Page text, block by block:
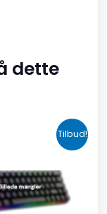
dette
Tilbud!
oprindelige
pris
var:
kr. 599,00.
aktuelle
pris
er:
kr. 399,00.